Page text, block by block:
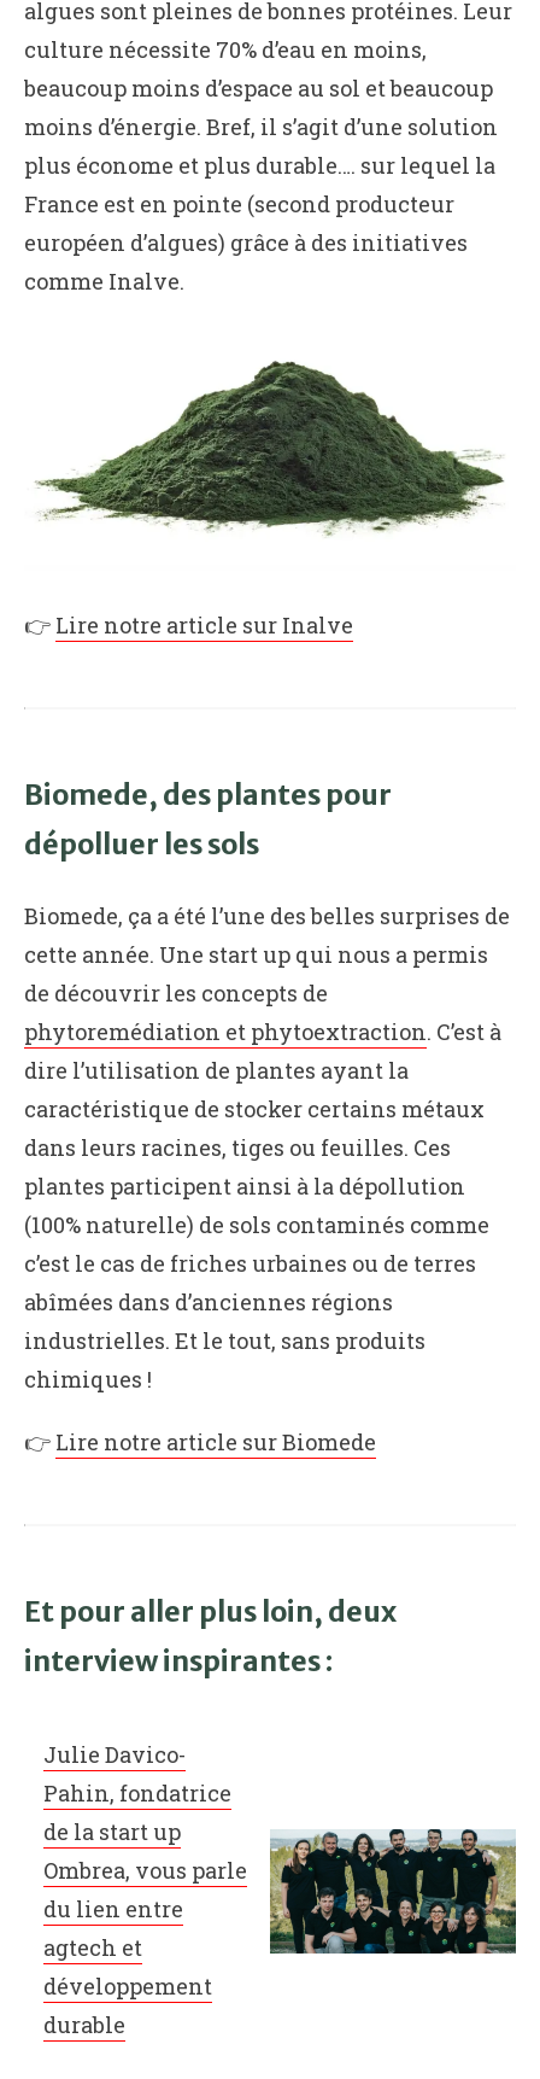
algues sont pleines de bonnes protéines. Leur
culture nécessite 70% d’eau en moins,
beaucoup moins d’espace au sol et beaucoup
moins d’énergie. Bref, il s’agit d’une solution
plus économe et plus durable…. sur lequel la
France est en pointe (second producteur
européen d’algues) grâce à des initiatives
comme Inalve.
👉 Lire notre article sur Inalve
Biomede, des plantes pour
dépolluer les sols
Biomede, ça a été l’une des belles surprises de
cette année. Une start up qui nous a permis
de découvrir les concepts de
phytoremédiation et phytoextraction. C’est à
dire l’utilisation de plantes ayant la
caractéristique de stocker certains métaux
dans leurs racines, tiges ou feuilles. Ces
plantes participent ainsi à la dépollution
(100% naturelle) de sols contaminés comme
c’est le cas de friches urbaines ou de terres
abîmées dans d’anciennes régions
industrielles. Et le tout, sans produits
chimiques !
👉 Lire notre article sur Biomede
Et pour aller plus loin, deux
interview inspirantes :
Julie Davico-
Pahin, fondatrice
de la start up
Ombrea, vous parle
du lien entre
agtech et
développement
durable